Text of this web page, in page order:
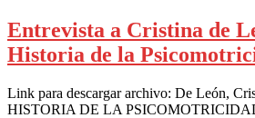
Entrevista a Cristina de
Historia de la
Link para descargar archivo: De León,
HISTORIA DE LA